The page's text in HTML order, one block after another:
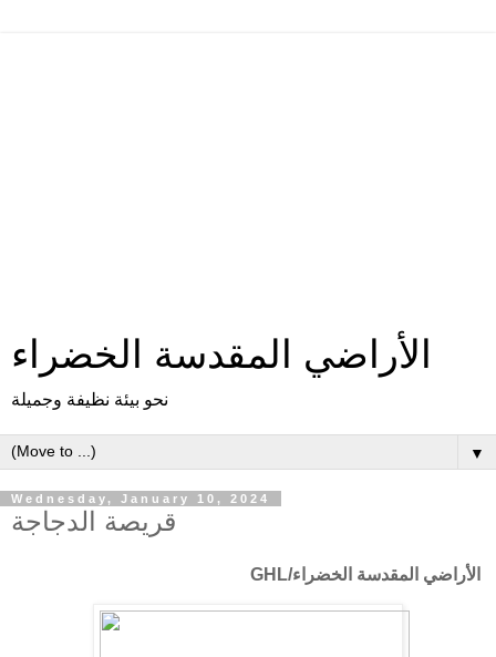
الأراضي المقدسة الخضراء
نحو بيئة نظيفة وجميلة
▼
Wednesday, January 10, 2024
قريصة الدجاجة
الأراضي المقدسة الخضراء/GHL